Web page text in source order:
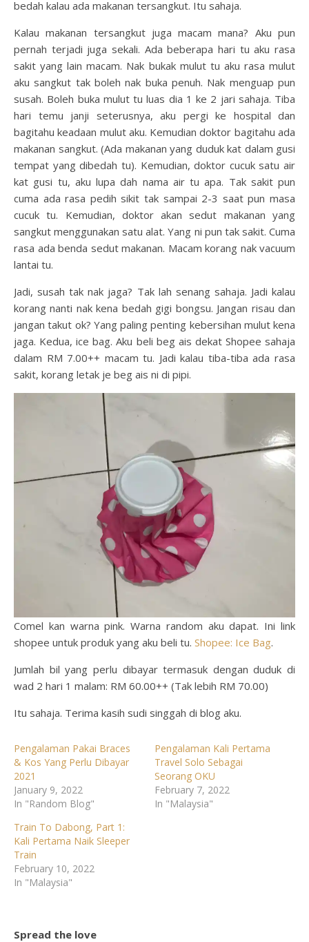
bedah kalau ada makanan tersangkut. Itu sahaja.
Kalau makanan tersangkut juga macam mana? Aku pun
pernah terjadi juga sekali. Ada beberapa hari tu aku rasa
sakit yang lain macam. Nak bukak mulut tu aku rasa mulut
aku sangkut tak boleh nak buka penuh. Nak menguap pun
susah. Boleh buka mulut tu luas dia 1 ke 2 jari sahaja. Tiba
hari temu janji seterusnya, aku pergi ke hospital dan
bagitahu keadaan mulut aku. Kemudian doktor bagitahu ada
makanan sangkut. (Ada makanan yang duduk kat dalam gusi
tempat yang dibedah tu). Kemudian, doktor cucuk satu air
kat gusi tu, aku lupa dah nama air tu apa. Tak sakit pun
cuma ada rasa pedih sikit tak sampai 2-3 saat pun masa
cucuk tu. Kemudian, doktor akan sedut makanan yang
sangkut menggunakan satu alat. Yang ni pun tak sakit. Cuma
rasa ada benda sedut makanan. Macam korang nak vacuum
lantai tu.
Jadi, susah tak nak jaga? Tak lah senang sahaja. Jadi kalau
korang nanti nak kena bedah gigi bongsu. Jangan risau dan
jangan takut ok? Yang paling penting kebersihan mulut kena
jaga. Kedua, ice bag. Aku beli beg ais dekat Shopee sahaja
dalam RM 7.00++ macam tu. Jadi kalau tiba-tiba ada rasa
sakit, korang letak je beg ais ni di pipi.
Comel kan warna pink. Warna random aku dapat. Ini link
shopee untuk produk yang aku beli tu. Shopee: Ice Bag.
Jumlah bil yang perlu dibayar termasuk dengan duduk di
wad 2 hari 1 malam: RM 60.00++ (Tak lebih RM 70.00)
Itu sahaja. Terima kasih sudi singgah di blog aku.
Pengalaman Pakai Braces
& Kos Yang Perlu Dibayar
2021
January 9, 2022
In "Random Blog"
Pengalaman Kali Pertama
Travel Solo Sebagai
Seorang OKU
February 7, 2022
In "Malaysia"
Train To Dabong, Part 1:
Kali Pertama Naik Sleeper
Train
February 10, 2022
In "Malaysia"
Spread the love